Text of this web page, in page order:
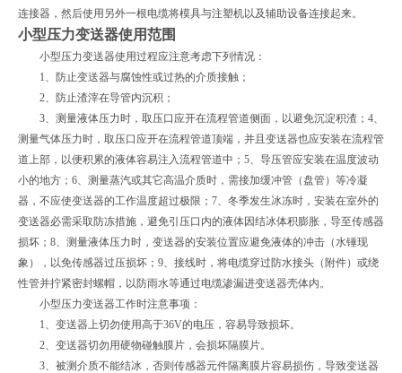
连接器，然后使用另外一根电缆将模具与注塑机以及辅助设备连接起来。
小型压力变送器使用范围
小型压力变送器使用过程应注意考虑下列情况：
1、防止变送器与腐蚀性或过热的介质接触；
2、防止渣滓在导管内沉积；
3、测量液体压力时，取压口应开在流程管道侧面，以避免沉淀积渣；4、
测量气体压力时，取压口应开在流程管道顶端，并且变送器也应安装在流程管
道上部，以便积累的液体容易注入流程管道中；5、导压管应安装在温度波动
小的地方；6、测量蒸汽或其它高温介质时，需接加缓冲管（盘管）等冷凝
器，不应使变送器的工作温度超过极限；7、冬季发生冰冻时，安装在室外的
变送器必需采取防冻措施，避免引压口内的液体因结冰体积膨胀，导至传感器
损坏；8、测量液体压力时，变送器的安装位置应避免液体的冲击（水锤现
象），以免传感器过压损坏；9、接线时，将电缆穿过防水接头（附件）或绕
性管并拧紧密封螺帽，以防雨水等通过电缆渗漏进变送器壳体内。
小型压力变送器工作时注意事项：
1、变送器上切勿使用高于36V的电压，容易导致损坏。
2、变送器切勿用硬物碰触膜片，会损坏隔膜片。
3、被测介质不能结冰，否则传感器元件隔离膜片容易损伤，导致变送器